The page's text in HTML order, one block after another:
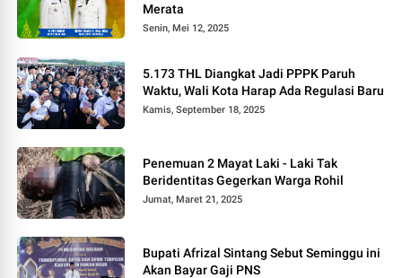
Merata
Senin, Mei 12, 2025
5.173 THL Diangkat Jadi PPPK Paruh
Waktu, Wali Kota Harap Ada Regulasi Baru
Kamis, September 18, 2025
Penemuan 2 Mayat Laki - Laki Tak
Beridentitas Gegerkan Warga Rohil
Jumat, Maret 21, 2025
Bupati Afrizal Sintang Sebut Seminggu ini
Akan Bayar Gaji PNS